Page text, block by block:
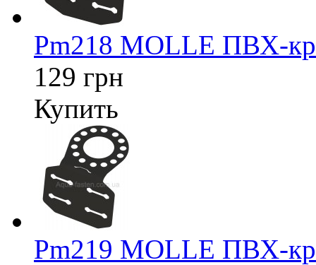
Pm218 MOLLE ПВХ-
129 грн
Купить
Pm219 MOLLE ПВХ-